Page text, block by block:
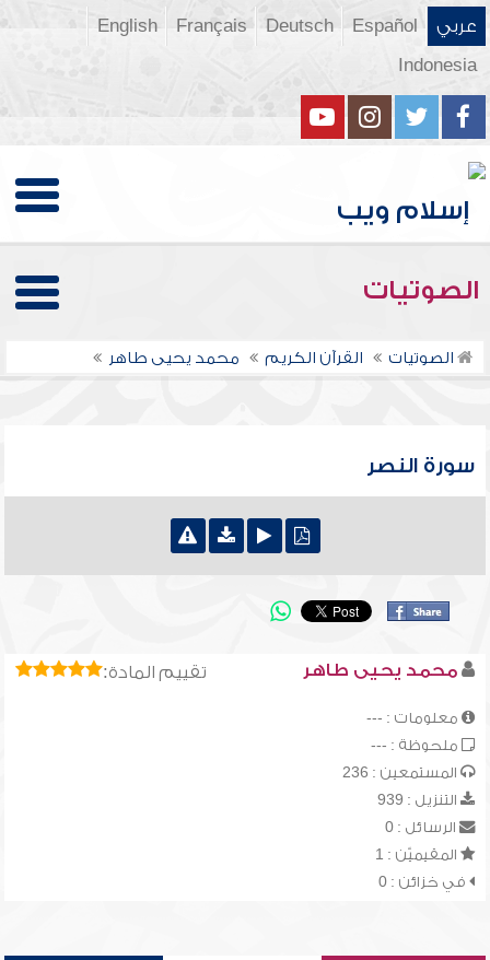
عربي Español
Deutsch
Français
English
Indonesia
الصوتيات
الصوتيات القرآن الكريم محمد يحيى طاهر
سورة النصر
تقييم المادة: محمد يحيى طاهر
معلومات : ---
ملحوظة : ---
المستمعين : 236
التنزيل : 939
الرسائل : 0
المقيميّن : 1
في خزائن : 0